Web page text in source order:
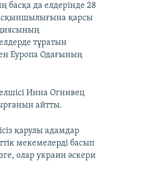
да елдерінде 28
қарсы
тұратын
Еуропа Одағының
Инна Огнивец
айтты.
қарулы адамдар
мекемелерді басып
олар украин әскери